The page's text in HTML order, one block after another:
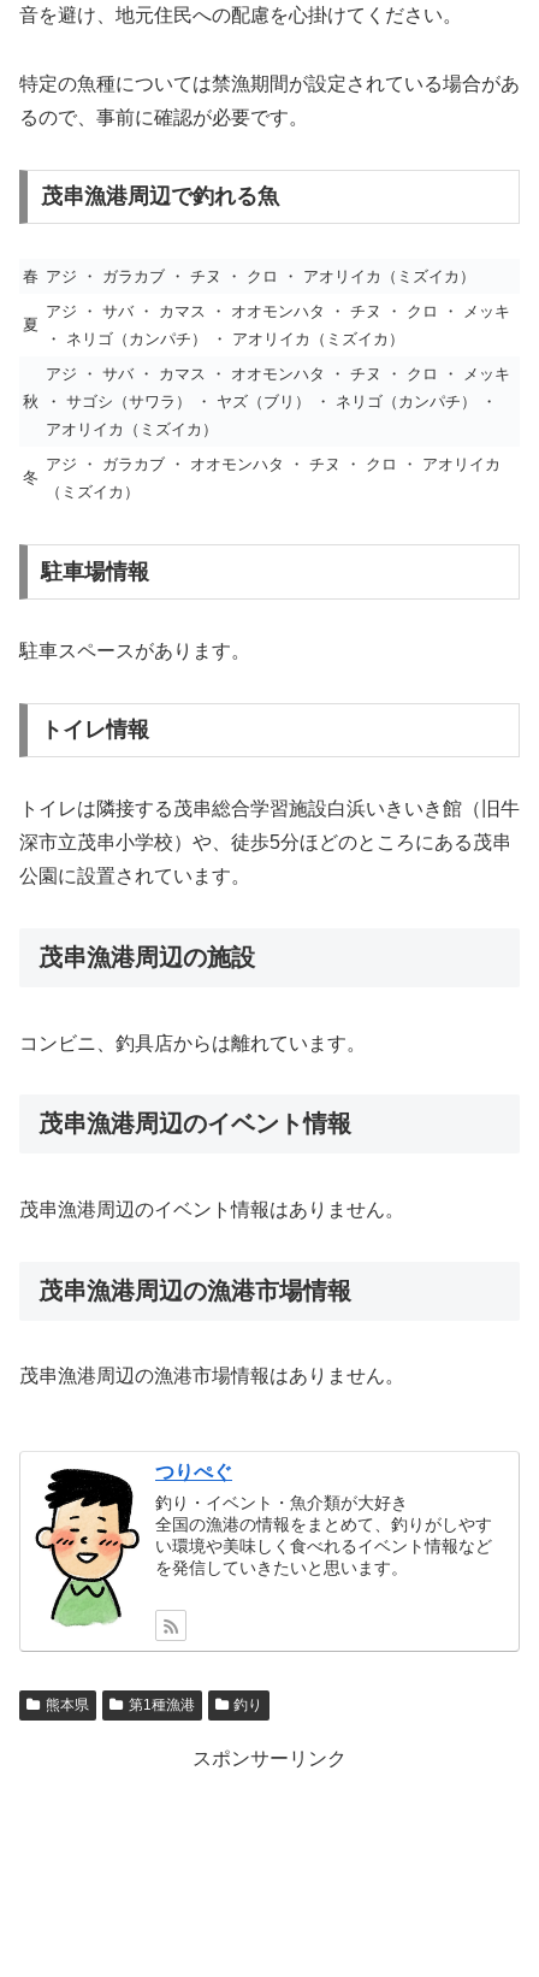
音を避け、地元住民への配慮を心掛けてください。
特定の魚種については禁漁期間が設定されている場合があ
るので、事前に確認が必要です。
茂串漁港周辺で釣れる魚
春 アジ ・ ガラカブ ・ チヌ ・ クロ ・ アオリイカ（ミズイカ）
夏
アジ ・ サバ ・ カマス ・ オオモンハタ ・ チヌ ・ クロ ・ メッキ
・ ネリゴ（カンパチ） ・ アオリイカ（ミズイカ）
秋
アジ ・ サバ ・ カマス ・ オオモンハタ ・ チヌ ・ クロ ・ メッキ
・ サゴシ（サワラ） ・ ヤズ（ブリ） ・ ネリゴ（カンパチ） ・
アオリイカ（ミズイカ）
冬
アジ ・ ガラカブ ・ オオモンハタ ・ チヌ ・ クロ ・ アオリイカ
（ミズイカ）
駐車場情報
駐車スペースがあります。
トイレ情報
トイレは隣接する茂串総合学習施設白浜いきいき館（旧牛
深市立茂串小学校）や、徒歩5分ほどのところにある茂串
公園に設置されています。
茂串漁港周辺の施設
コンビニ、釣具店からは離れています。
茂串漁港周辺のイベント情報
茂串漁港周辺のイベント情報はありません。
茂串漁港周辺の漁港市場情報
茂串漁港周辺の漁港市場情報はありません。
つりぺぐ
釣り・イベント・魚介類が大好き
全国の漁港の情報をまとめて、釣りがしやす
い環境や美味しく食べれるイベント情報など
を発信していきたいと思います。
熊本県 第1種漁港 釣り
スポンサーリンク